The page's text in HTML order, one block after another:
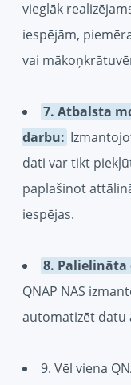
vieglāk
iespējām,
vai
7. Atbalsta
darbu:
dati var tikt
paplašinot
iespējas.
8.
QNAP NAS
automatizēt datu
9. Vēl viena